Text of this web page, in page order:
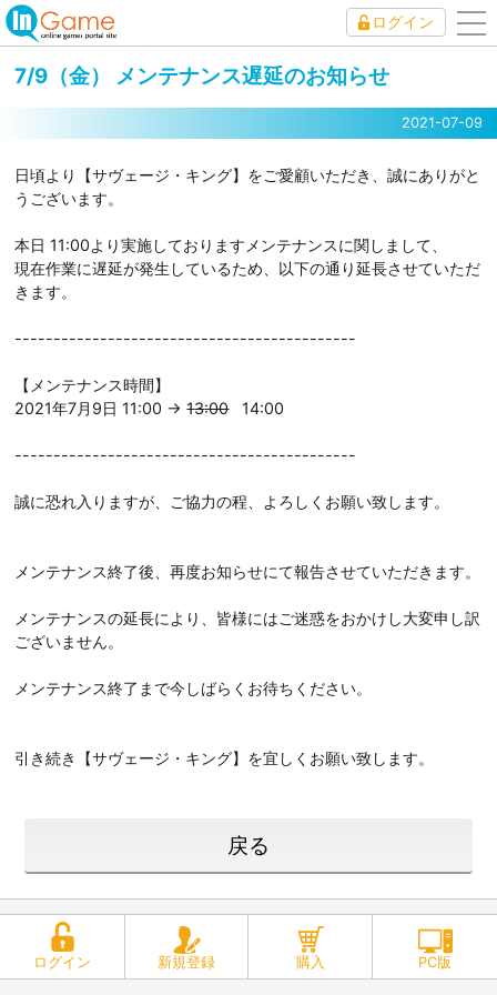
ログイン
7/9（金） メンテナンス遅延のお知らせ
2021-07-09
日頃より【サヴェージ・キング】をご愛顧いただき、誠にありがと
うございます。
本日 11:00より実施しておりますメンテナンスに関しまして、
現在作業に遅延が発生しているため、以下の通り延長させていただ
きます。
--------------------------------------------
【メンテナンス時間】
2021年7月9日 11:00 →13:0014:00
--------------------------------------------
誠に恐れ入りますが、ご協力の程、よろしくお願い致します。
メンテナンス終了後、再度お知らせにて報告させていただきます。
メンテナンスの延長により、皆様にはご迷惑をおかけし大変申し訳
ございません。
メンテナンス終了まで今しばらくお待ちください。
引き続き【サヴェージ・キング】を宜しくお願い致します。
戻る
ログイン 新規登録 購入 PC版